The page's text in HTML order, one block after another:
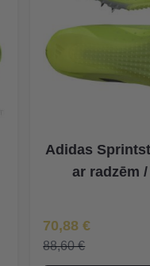
Adidas
ar radzēm
Īpaša Cena
70,88 €
88,60 €